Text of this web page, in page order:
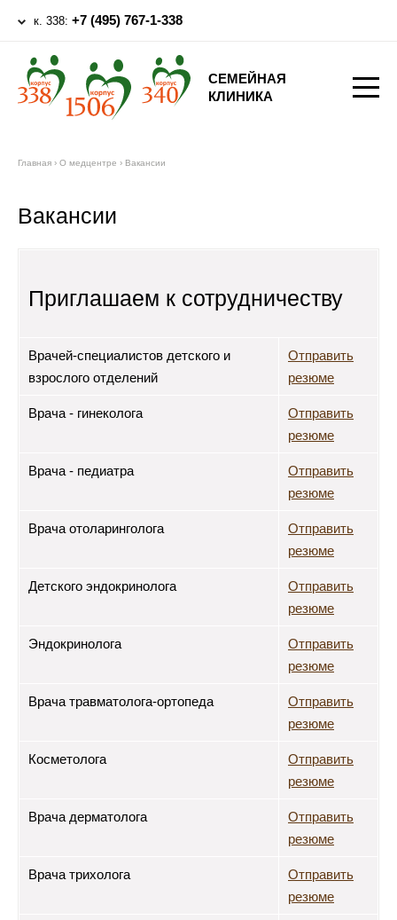
к. 338: +7 (495) 767-1-338
СЕМЕЙНАЯ
КЛИНИКА
Главная › О медцентре › Вакансии
Вакансии
Приглашаем к сотрудничеству
Врачей-специалистов детского и
взрослого отделений
Отправить
резюме
Врача - гинеколога
Отправить
резюме
Врача - педиатра
Отправить
резюме
Врача отоларинголога
Отправить
резюме
Детского эндокринолога
Отправить
резюме
Эндокринолога
Отправить
резюме
Врача травматолога-ортопеда
Отправить
резюме
Косметолога
Отправить
резюме
Врача дерматолога
Отправить
резюме
Врача трихолога
Отправить
резюме